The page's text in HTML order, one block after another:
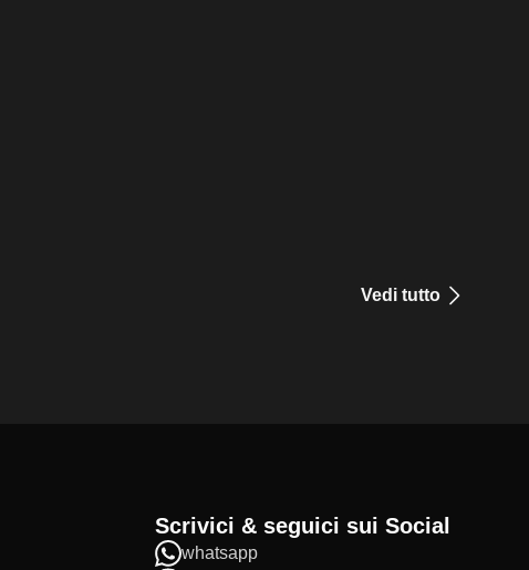
Vedi tutto
Scrivici & seguici sui Social
whatsapp